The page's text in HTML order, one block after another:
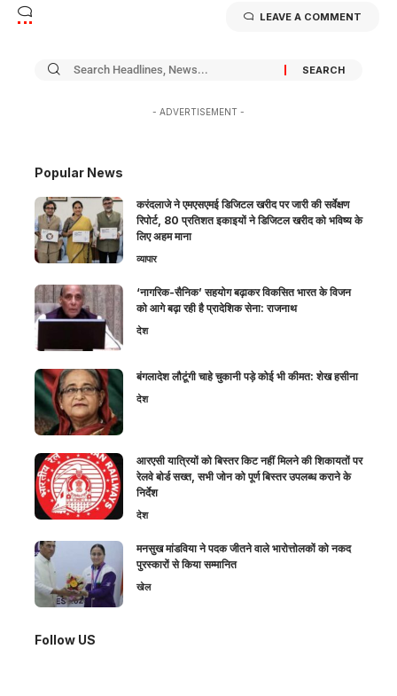
LEAVE A COMMENT
- ADVERTISEMENT -
Popular News
करंदलाजे ने एमएसएमई डिजिटल खरीद पर जारी की सर्वेक्षण
रिपोर्ट, 80 प्रतिशत इकाइयों ने डिजिटल खरीद को भविष्य के
लिए अहम माना
व्यापार
‘नागरिक-सैनिक’ सहयोग बढ़ाकर विकसित भारत के विजन
को आगे बढ़ा रही है प्रादेशिक सेना: राजनाथ
देश
बंगलादेश लौटूंगी चाहे चुकानी पड़े कोई भी कीमत: शेख हसीना
देश
आरएसी यात्रियों को बिस्तर किट नहीं मिलने की शिकायतों पर
रेलवे बोर्ड सख्त, सभी जोन को पूर्ण बिस्तर उपलब्ध कराने के
निर्देश
देश
मनसुख मांडविया ने पदक जीतने वाले भारोत्तोलकों को नकद
पुरस्कारों से किया सम्मानित
खेल
Follow US